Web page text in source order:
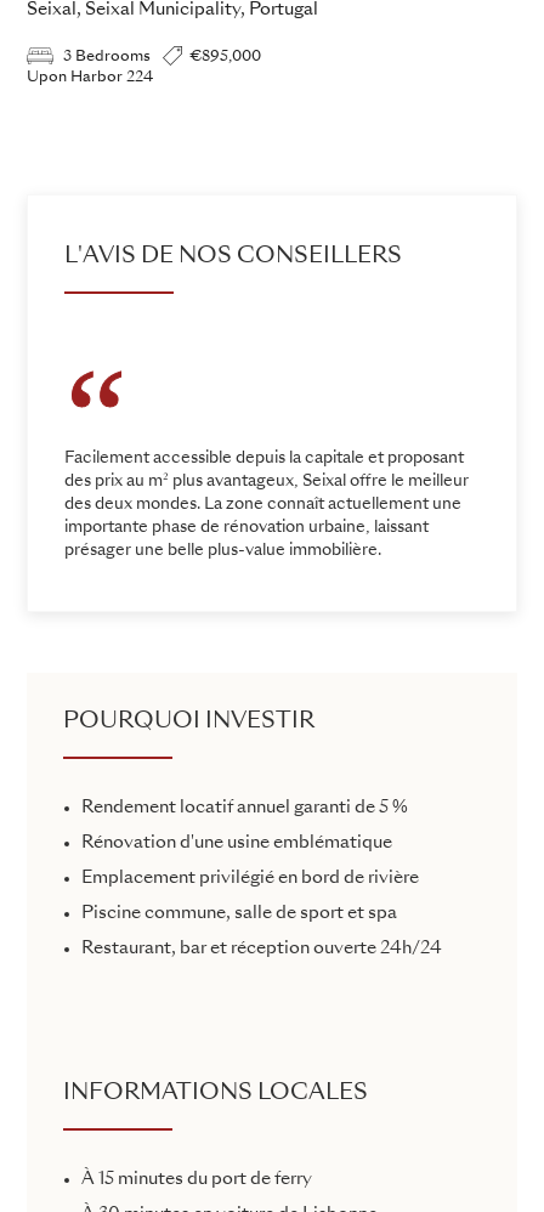
Seixal, Seixal Municipality, Portugal
3 Bedrooms
€895,000
Upon Harbor 224
L'AVIS DE NOS CONSEILLERS
Facilement accessible depuis la capitale et proposant
des prix au m² plus avantageux, Seixal offre le meilleur
des deux mondes. La zone connaît actuellement une
importante phase de rénovation urbaine, laissant
présager une belle plus-value immobilière.
POURQUOI INVESTIR
Rendement locatif annuel garanti de 5 %
Rénovation d'une usine emblématique
Emplacement privilégié en bord de rivière
Piscine commune, salle de sport et spa
Restaurant, bar et réception ouverte 24h/24
INFORMATIONS LOCALES
À 15 minutes du port de ferry